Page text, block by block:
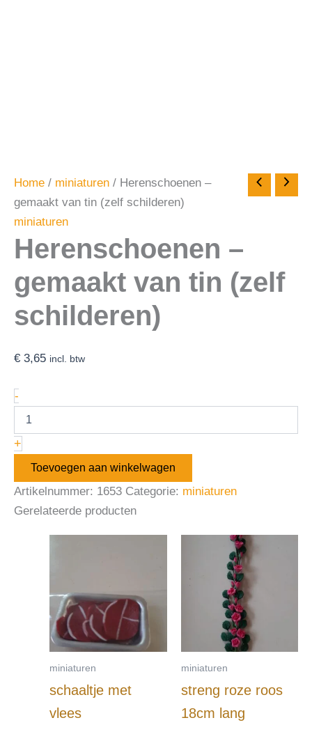
Home / miniaturen / Herenschoenen –
gemaakt van tin (zelf schilderen)
miniaturen
Herenschoenen –
gemaakt van tin (zelf
schilderen)
€ 3,65 incl. btw
-
+
Toevoegen aan winkelwagen
Artikelnummer: 1653 Categorie: miniaturen
Gerelateerde producten
miniaturen
schaaltje met
vlees
miniaturen
streng roze roos
18cm lang